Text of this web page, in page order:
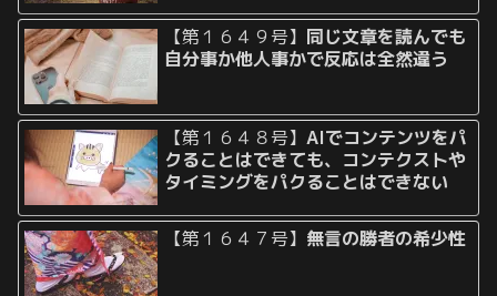
【第１６４９号】 同じ文章を読んでも
自分事か他人事かで反応は全然違う
【第１６４８号】AIでコンテンツをパ
クることはできても、コンテクストや
タイミングをパクることはできない
【第１６４７号】 無言の勝者の希少性